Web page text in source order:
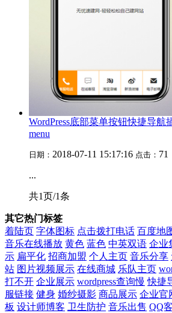
WordPress底部菜单按钮快捷导航
menu
日期： 2018-07-11 15:17:16 点击： 71
...
共1页/1条
其它热门标签
着陆页 字体图标 点击拨打电话 百度地
音乐在线播放 黄色 蓝色 中英双语 企业
示 扁平化 招商加盟 个人主页 音乐分享
站 图片视频展示 在线商城 乐队主页
打不开 企业展示 wordpress查询慢 快捷
服链接 健身 婚纱摄影 商品展示 企业官
板 设计师博客 卫生防护 音乐出售 QQ